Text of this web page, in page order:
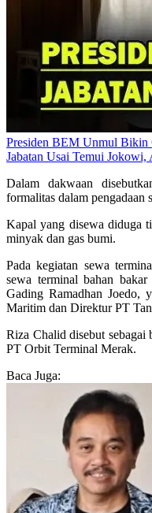
Presiden BEM Unmul Bikin
Jabatan Usai Temui Jokowi,
Dalam dakwaan
formalitas dalam pengadaan
Kapal yang disewa diduga
minyak dan gas bumi.
Pada kegiatan sewa
sewa terminal bahan
Gading Ramadhan Joedo,
Maritim dan Direktur PT
Riza Chalid disebut
PT Orbit Terminal Merak.
Baca Juga: